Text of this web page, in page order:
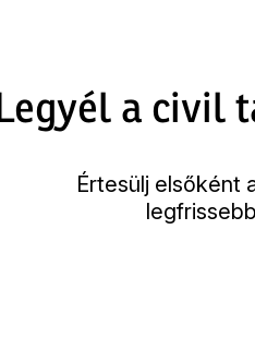
Legyél a civil
Értesülj elsőként